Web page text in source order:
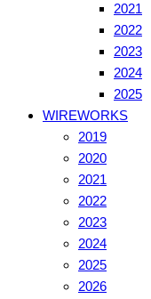
2021
2022
2023
2024
2025
WIREWORKS
2019
2020
2021
2022
2023
2024
2025
2026